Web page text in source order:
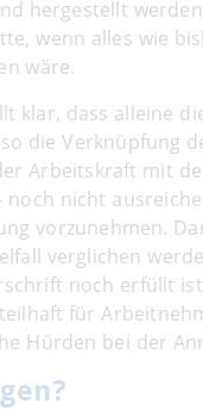
hergestellt
wenn alles wie
wäre.
klar, dass alleine
die Verknüpfung
Arbeitskraft mit
noch nicht
vorzunehmen.
verglichen
noch erfüllt
für
Hürden bei der